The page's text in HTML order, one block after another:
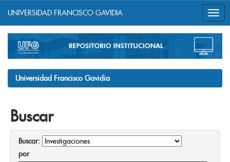
navigation
UNIVERSIDAD FRANCISCO GAVIDIA
Universidad Francisco Gavidia
Buscar
Buscar:
por